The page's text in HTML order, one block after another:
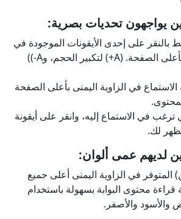
يواجهون تحديات بصرية:
على إحدى الأيقونات الموجودة في
الزاوية اليمنى بأعلى الصفحة. (A+) لتكبير الحجم، وA-))
الاستماع في الزاوية اليمنى بأعلى الصفحة
ترغب في الاستماع إليه، وانقر على أيقونة
لك.
لديهم عمى ألوان:
المتوفر في الزاوية اليمنى أعلى جميع
قراءة محتوى البوابة بسهولة باستخدام
والأسود والأصفر.